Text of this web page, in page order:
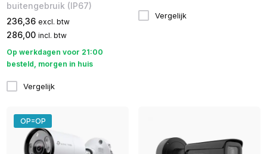
buitengebruik (IP67)
236,36 excl. btw
286,00 incl. btw
Op werkdagen voor 21:00
besteld, morgen in huis
Vergelijk
Vergelijk
OP=OP